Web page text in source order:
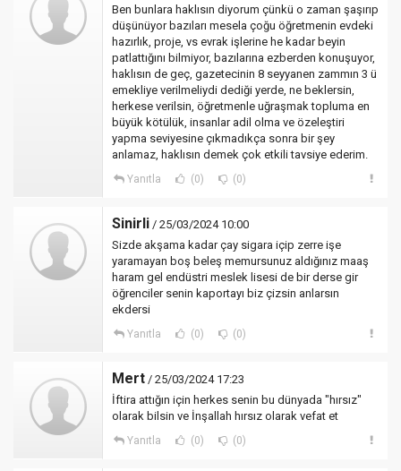
Ben bunlara haklısın diyorum çünkü o zaman şaşırıp
düşünüyor bazıları mesela çoğu öğretmenin evdeki
hazırlık, proje, vs evrak işlerine he kadar beyin
patlattığını bilmiyor, bazılarına ezberden konuşuyor,
haklısın de geç, gazetecinin 8 seyyanen zammın 3 ü
emekliye verilmeliydi dediği yerde, ne beklersin,
herkese verilsin, öğretmenle uğraşmak topluma en
büyük kötülük, insanlar adil olma ve özeleştiri
yapma seviyesine çıkmadıkça sonra bir şey
anlamaz, haklısın demek çok etkili tavsiye ederim.
Yanıtla (0) (0)
Sinirli / 25/03/2024 10:00
Sizde akşama kadar çay sigara içip zerre işe
yaramayan boş beleş memursunuz aldığınız maaş
haram gel endüstri meslek lisesi de bir derse gir
öğrenciler senin kaportayı biz çizsin anlarsın
ekdersi
Yanıtla (0) (0)
Mert / 25/03/2024 17:23
İftira attığın için herkes senin bu dünyada "hırsız"
olarak bilsin ve İnşallah hırsız olarak vefat et
Yanıtla (0) (0)